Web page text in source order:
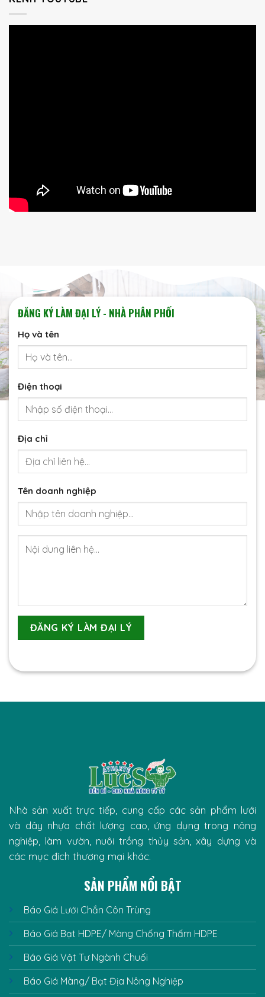
ĐĂNG KÝ LÀM ĐẠI LÝ - NHÀ PHÂN PHỐI
Họ và tên
Điện thoại
Địa chỉ
Tên doanh nghiệp
Nhà sản xuất trực tiếp, cung cấp các sản phẩm lưới
và dây nhựa chất lượng cao, ứng dụng trong nông
nghiệp, làm vườn, nuôi trồng thủy sản, xây dựng và
các mục đích thương mại khác.
SẢN PHẨM NỔI BẬT
Báo Giá Lưới Chắn Côn Trùng
Báo Giá Bạt HDPE/ Màng Chống Thấm HDPE
Báo Giá Vật Tư Ngành Chuối
Báo Giá Màng/ Bạt Địa Nông Nghiệp